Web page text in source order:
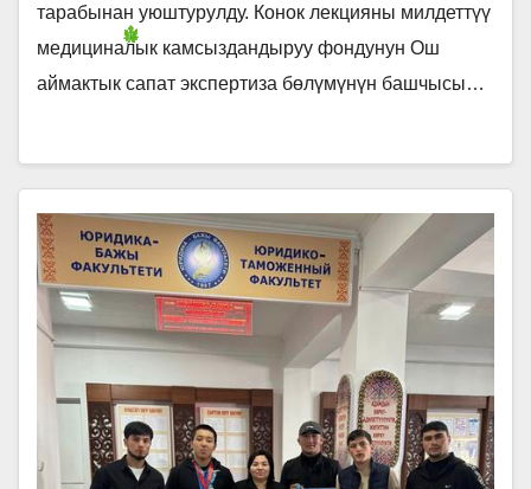
тарабынан уюштурулду. Конок лекцияны милдеттүү
медициналык камсыздандыруу фондунун Ош
аймактык сапат экспертиза бөлүмүнүн башчысы…